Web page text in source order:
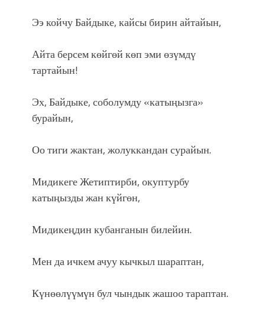
Ээ койчу Байдыке, кайсы бирин айтайын,
Айта берсем көйгөй көп эми өзүмдү
тартайын!
Эх, Байдыке, соболумду «катыңызга»
бурайын,
Оо тиги жактан, жолуккандан сурайын.
Мидикеге Жетиптирби, окуптурбу
катыңызды жан күйгөн,
Мидикеңдин кубанганын билейин.
Мен да ичкем ачуу кычкыл шараптан,
Күнөөлүүмүн бул чындык жашоо тараптан.